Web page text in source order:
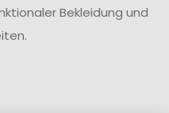
Bekleidung und